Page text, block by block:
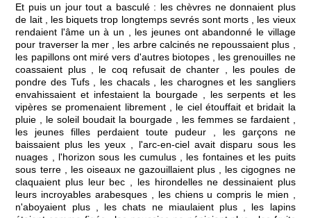
Et puis un jour tout a basculé : les chèvres ne donnaient plus
de lait , les biquets trop longtemps sevrés sont morts , les vieux
rendaient l'âme un à un , les jeunes ont abandonné le village
pour traverser la mer , les arbre calcinés ne repoussaient plus ,
les papillons ont miré vers d'autres biotopes , les grenouilles ne
coassaient plus , le coq refusait de chanter , les poules de
pondre des Tufs , les chacals , les charognes et les sangliers
envahissaient et infestaient la bourgade , les serpents et les
vipères se promenaient librement , le ciel étouffait et bridait la
pluie , le soleil boudait la bourgade , les femmes se fardaient ,
les jeunes filles perdaient toute pudeur , les garçons ne
baissaient plus les yeux , l'arc-en-ciel avait disparu sous les
nuages , l'horizon sous les cumulus , les fontaines et les puits
sous terre , les oiseaux ne gazouillaient plus , les cigognes ne
claquaient plus leur bec , les hirondelles ne dessinaient plus
leurs incroyables arabesques , les chiens u compris le mien ,
n'aboyaient plus , les chats ne miaulaient plus , les lapins